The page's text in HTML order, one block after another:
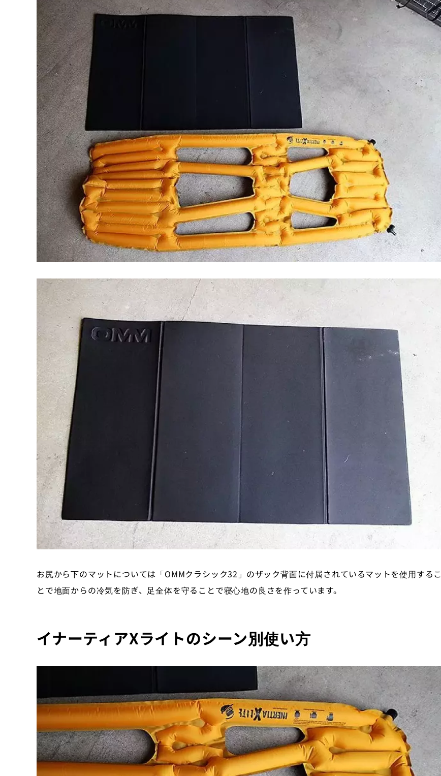
お尻から下のマットについては「OMMクラシック32」のザック背面に付属されているマットを使用するこ
とで地面からの冷気を防ぎ、足全体を守ることで寝心地の良さを作っています。
イナーティアXライトのシーン別使い方